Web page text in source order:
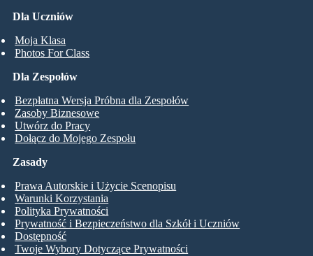
Dla Uczniów
Moja Klasa
Photos For Class
Dla Zespołów
Bezpłatna Wersja Próbna dla Zespołów
Zasoby Biznesowe
Utwórz do Pracy
Dołącz do Mojego Zespołu
Zasady
Prawa Autorskie i Użycie Scenopisu
Warunki Korzystania
Polityka Prywatności
Prywatność i Bezpieczeństwo dla Szkół i Uczniów
Dostępność
Twoje Wybory Dotyczące Prywatności